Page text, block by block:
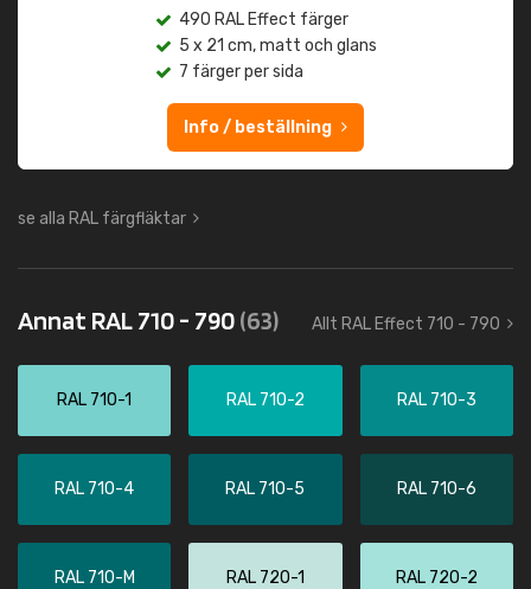
490 RAL Effect färger
5 x 21 cm, matt och glans
7 färger per sida
Info / beställning
se alla RAL färgfläktar
Annat RAL 710 - 790(63) Allt RAL Effect 710 - 790
RAL 710-1 RAL 710-2 RAL 710-3
RAL 710-4 RAL 710-5 RAL 710-6
RAL 710-M RAL 720-1 RAL 720-2